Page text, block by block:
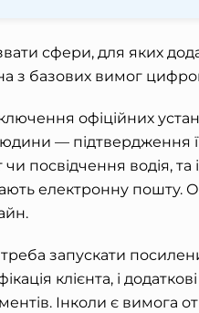
сфери, для яких
з базових вимог
офіційних
людини — підтвердження
посвідчення водія,
електронну пошту.
.
запускати
клієнта, і
Інколи є вимога